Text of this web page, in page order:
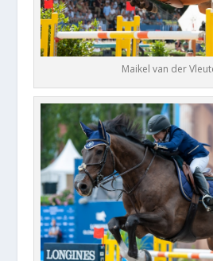
Maikel van der